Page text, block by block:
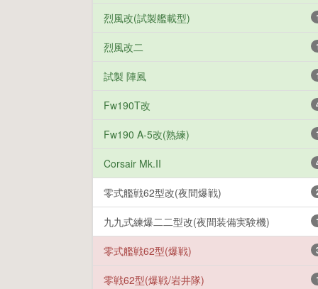
烈風改(試製艦載型)
烈風改二
試製 陣風
Fw190T改
Fw190 A-5改(熟練)
Corsair Mk.II
零式艦戦62型改(夜間爆戦)
九九式練爆二二型改(夜間装備実験機)
零式艦戦62型(爆戦)
零戦62型(爆戦/岩井隊)